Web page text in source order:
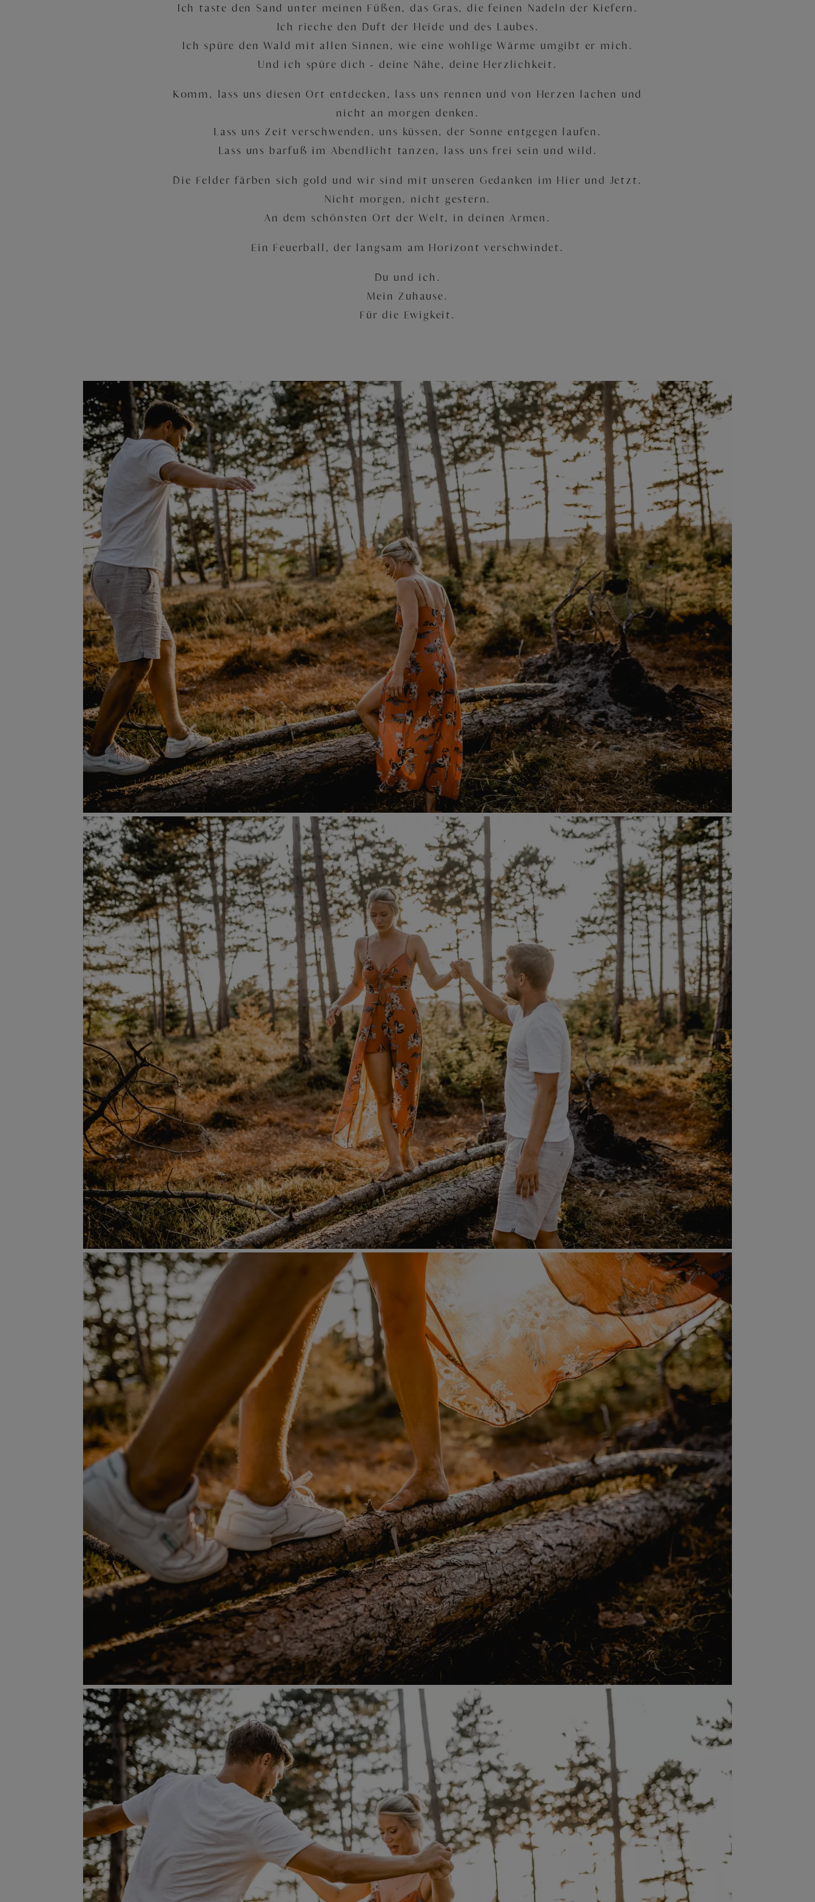
Ich taste den Sand unter meinen Füßen, das Gras, die feinen Nadeln der Kiefern.
Ich rieche den Duft der Heide und des Laubes.
Ich spüre den Wald mit allen Sinnen, wie eine wohlige Wärme umgibt er mich.
Und ich spüre dich – deine Nähe, deine Herzlichkeit.
Komm, lass uns diesen Ort entdecken, lass uns rennen und von Herzen lachen und
nicht an morgen denken.
Lass uns Zeit verschwenden, uns küssen, der Sonne entgegen laufen.
Lass uns barfuß im Abendlicht tanzen, lass uns frei sein und wild.
Die Felder färben sich gold und wir sind mit unseren Gedanken im Hier und Jetzt.
Nicht morgen, nicht gestern.
An dem schönsten Ort der Welt, in deinen Armen.
Ein Feuerball, der langsam am Horizont verschwindet.
Du und ich.
Mein Zuhause.
Für die Ewigkeit.